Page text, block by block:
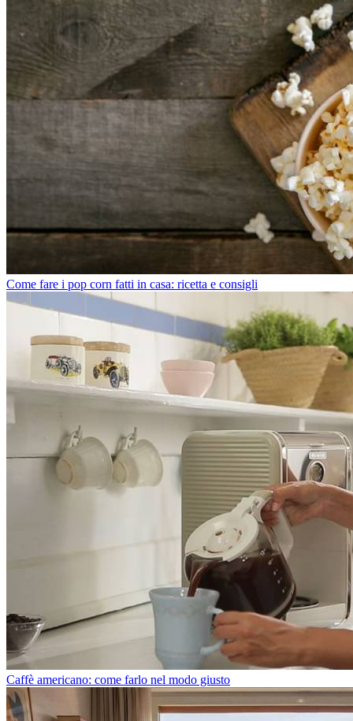
Come fare i pop corn fatti in casa: ricetta e consigli
Caffè americano: come farlo nel modo giusto